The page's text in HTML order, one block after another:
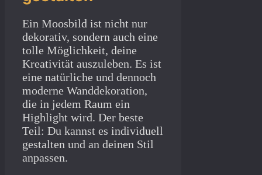
Ein Moosbild ist nicht nur
dekorativ, sondern auch eine
tolle Möglichkeit, deine
Kreativität auszuleben. Es ist
eine natürliche und dennoch
moderne Wanddekoration,
die in jedem Raum ein
Highlight wird. Der beste
Teil: Du kannst es individuell
gestalten und an deinen Stil
anpassen.